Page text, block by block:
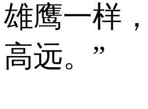
雄鹰一样
高远。”